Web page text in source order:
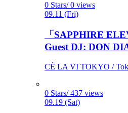
0 Stars/ 0 views
09.11 (Fri)
「SAPPHIRE
Guest DJ: DON
CÉ LA VI TOKYO /
0 Stars/ 437 views
09.19 (Sat)